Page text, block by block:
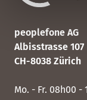
peoplefone AG
Albisstrasse 107
CH-8038 Zürich
Mo. - Fr. 08h00 -